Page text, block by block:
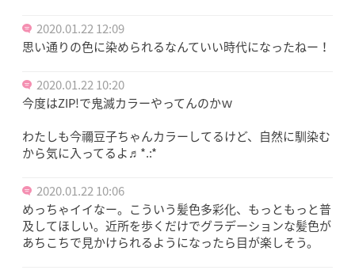
2020.01.22 12:09
思い通りの色に染められるなんていい時代になったねー！
2020.01.22 10:20
今度はZIP!で鬼滅カラーやってんのかｗ
わたしも今禰豆子ちゃんカラーしてるけど、自然に馴染む
から気に入ってるよ♬︎*.:*
2020.01.22 10:06
めっちゃイイなー。こういう髪色多彩化、もっともっと普
及してほしい。近所を歩くだけでグラデーションな髪色が
あちこちで見かけられるようになったら目が楽しそう。